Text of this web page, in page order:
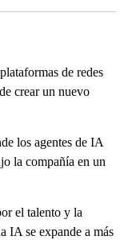
de redes
crear un nuevo
los agentes de IA
la compañía en un
el talento y la
IA se expande a más